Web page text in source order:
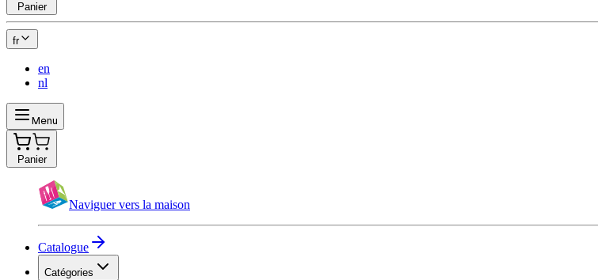
Panier
fr
en
nl
Menu
Panier
Naviguer vers la maison
Catalogue
Catégories